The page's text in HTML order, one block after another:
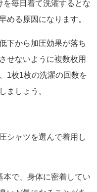
を毎日着て洗濯するとな
める原因になります。
下から加圧効果が落ち
せないように複数枚用
1枚1枚の洗濯の回数を
ましょう。
シャツを選んで着用し
本で、身体に密着してい